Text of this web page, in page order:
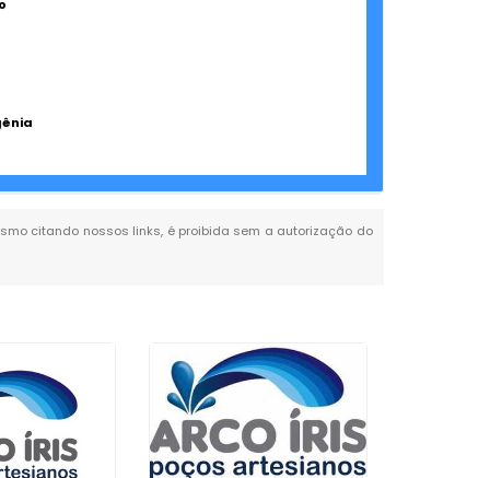
citando nossos links, é proibida sem a autorização do